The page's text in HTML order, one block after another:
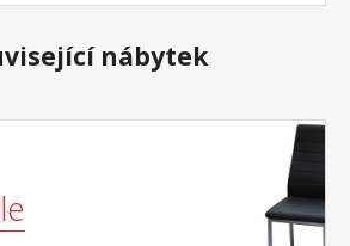
nábytek